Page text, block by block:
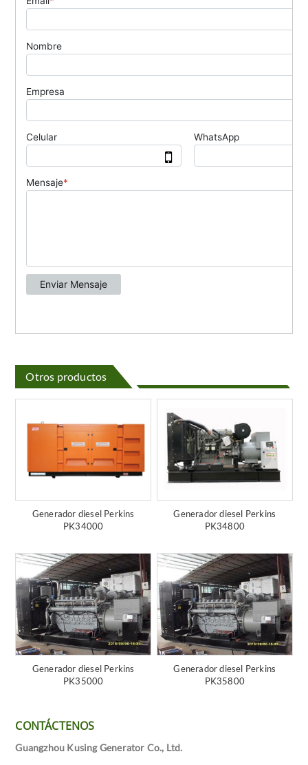
Otros productos
Generador diesel Perkins
PK34000
Generador diesel Perkins
PK34800
Generador diesel Perkins
PK35000
Generador diesel Perkins
PK35800
CONTÁCTENOS
Guangzhou Kusing Generator Co., Ltd.